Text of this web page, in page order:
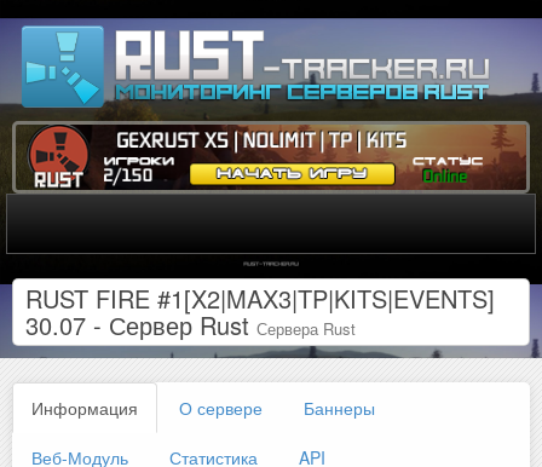
RUST FIRE #1[X2|MAX3|TP|KITS|EVENTS]
30.07 - Сервер Rust Сервера Rust
Информация О сервере Баннеры
Веб-Модуль Статистика API